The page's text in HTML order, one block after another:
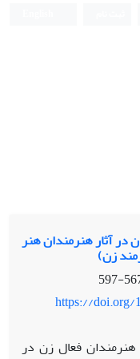
در آثار هنرمندان هنر
زن)
567-
https://doi.org/
فعال زن در